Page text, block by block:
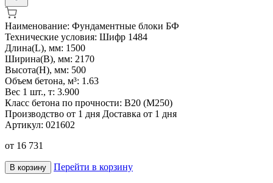
Наименование: Фундаментные блоки БФ
Технические условия: Шифр 1484
Длина(L), мм: 1500
Ширина(B), мм: 2170
Высота(H), мм: 500
Объем бетона, м³: 1.63
Вес 1 шт., т: 3.900
Класс бетона по прочности: B20 (M250)
Производство от 1 дня Доставка от 1 дня
Артикул: 021602
от 16 731
В корзину Перейти в корзину